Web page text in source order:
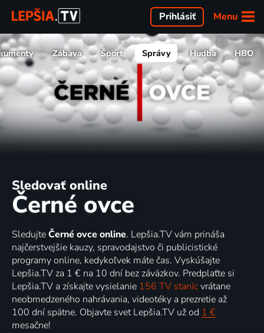
Menu
Prihlásiť
Zábava Šport Správy Hudba HBO
Sledovať online
Černé ovce
SledujteČerné ovce online. Lepšia.TV vám prináša
najčerstvejšie kauzy, spravodajstvo či publicistické
programy online, kedykoľvek máte čas. Vyskúšajte
Lepšia.TV za 1 € na 10 dní bez záväzkov. Predplaťte si
Lepšia.TV a získajte vysielanie 156 TV stanícvrátane
neobmedzeného nahrávania, videotéky a prezretie až
100 dní spätne. Objavte svet Lepšia.TV už od 1 €
mesačne!